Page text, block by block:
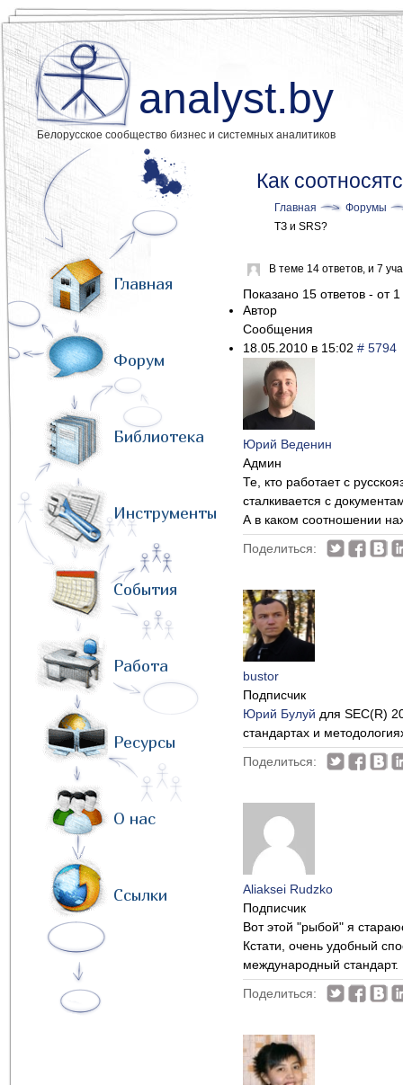
analyst.by
Белорусское сообщество бизнес и системных аналитиков
Главная
Форум
Библиотека
Инструменты
События
Работа
Ресурсы
О нас
Ссылки
Как
Главная
Форумы
ТЗ и SRS?
В теме 14 ответов, и 7
Показано 15 ответов - от
Автор
Сообщения
18.05.2010 в 15:02 # 5794
Юрий Веденин
Админ
Те, кто работает с
сталкивается с
А в каком соотношении
Поделиться:
bustor
Подписчик
Юрий Булуй для SEC(R)
стандартах и
Поделиться:
Aliaksei Rudzko
Подписчик
Вот этой "рыбой" я
Кстати, очень удобный
международный стандарт.
Поделиться: